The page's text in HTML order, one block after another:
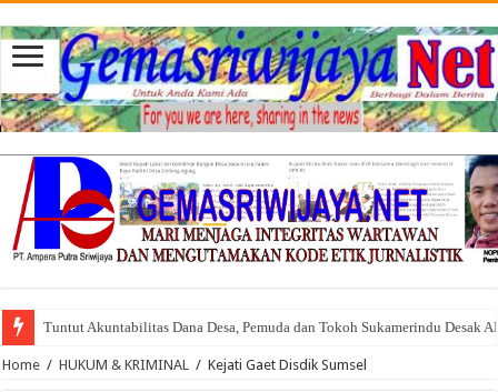
Tuntut Akuntabilitas Dana Desa, Pemuda dan Tokoh Sukamerindu Desak
Home / HUKUM & KRIMINAL / Kejati Gaet Disdik Sumsel